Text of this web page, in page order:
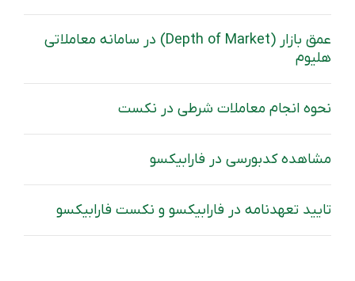
عمق بازار (Depth of Market) در سامانه معاملاتی
هلیوم
نحوه انجام معاملات شرطی در نکست
مشاهده کدبورسی در فارابیکسو
تایید تعهدنامه در فارابیکسو و نکست فارابیکسو